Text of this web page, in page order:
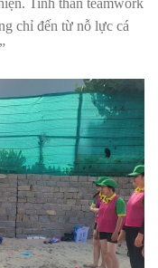
Tinh thần teamwork
chỉ đến từ nỗ lực cá